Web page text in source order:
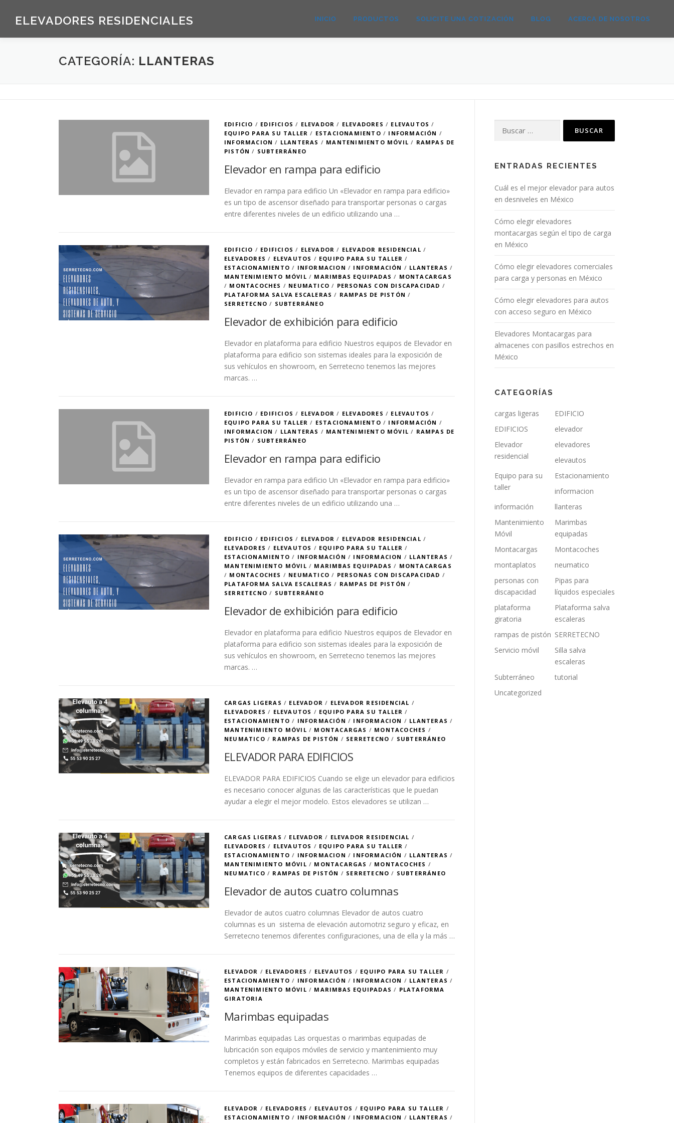
ELEVADORES RESIDENCIALES INICIO PRODUCTOS SOLICITE UNA COTIZACIÓN BLOG ACERCA DE NOSOTROS
CATEGORÍA: LLANTERAS
EDIFICIO / EDIFICIOS / ELEVADOR / ELEVADORES / ELEVAUTOS /
EQUIPO PARA SU TALLER / ESTACIONAMIENTO / INFORMACIÓN /
INFORMACION / LLANTERAS / MANTENIMIENTO MÓVIL / RAMPAS DE
PISTÓN / SUBTERRÁNEO
Elevador en rampa para edificio
Elevador en rampa para edificio Un «Elevador en rampa para edificio»
es un tipo de ascensor diseñado para transportar personas o cargas
entre diferentes niveles de un edificio utilizando una …
EDIFICIO / EDIFICIOS / ELEVADOR / ELEVADOR RESIDENCIAL /
ELEVADORES / ELEVAUTOS / EQUIPO PARA SU TALLER /
ESTACIONAMIENTO / INFORMACION / INFORMACIÓN / LLANTERAS /
MANTENIMIENTO MÓVIL / MARIMBAS EQUIPADAS / MONTACARGAS
/ MONTACOCHES / NEUMATICO / PERSONAS CON DISCAPACIDAD /
PLATAFORMA SALVA ESCALERAS / RAMPAS DE PISTÓN /
SERRETECNO / SUBTERRÁNEO
Elevador de exhibición para edificio
Elevador en plataforma para edificio Nuestros equipos de Elevador en
plataforma para edificio son sistemas ideales para la exposición de
sus vehículos en showroom, en Serretecno tenemos las mejores
marcas. …
EDIFICIO / EDIFICIOS / ELEVADOR / ELEVADORES / ELEVAUTOS /
EQUIPO PARA SU TALLER / ESTACIONAMIENTO / INFORMACIÓN /
INFORMACION / LLANTERAS / MANTENIMIENTO MÓVIL / RAMPAS DE
PISTÓN / SUBTERRÁNEO
Elevador en rampa para edificio
Elevador en rampa para edificio Un «Elevador en rampa para edificio»
es un tipo de ascensor diseñado para transportar personas o cargas
entre diferentes niveles de un edificio utilizando una …
EDIFICIO / EDIFICIOS / ELEVADOR / ELEVADOR RESIDENCIAL /
ELEVADORES / ELEVAUTOS / EQUIPO PARA SU TALLER /
ESTACIONAMIENTO / INFORMACIÓN / INFORMACION / LLANTERAS /
MANTENIMIENTO MÓVIL / MARIMBAS EQUIPADAS / MONTACARGAS
/ MONTACOCHES / NEUMATICO / PERSONAS CON DISCAPACIDAD /
PLATAFORMA SALVA ESCALERAS / RAMPAS DE PISTÓN /
SERRETECNO / SUBTERRÁNEO
Elevador de exhibición para edificio
Elevador en plataforma para edificio Nuestros equipos de Elevador en
plataforma para edificio son sistemas ideales para la exposición de
sus vehículos en showroom, en Serretecno tenemos las mejores
marcas. …
CARGAS LIGERAS / ELEVADOR / ELEVADOR RESIDENCIAL /
ELEVADORES / ELEVAUTOS / EQUIPO PARA SU TALLER /
ESTACIONAMIENTO / INFORMACIÓN / INFORMACION / LLANTERAS /
MANTENIMIENTO MÓVIL / MONTACARGAS / MONTACOCHES /
NEUMATICO / RAMPAS DE PISTÓN / SERRETECNO / SUBTERRÁNEO
ELEVADOR PARA EDIFICIOS
ELEVADOR PARA EDIFICIOS Cuando se elige un elevador para edificios
es necesario conocer algunas de las características que le puedan
ayudar a elegir el mejor modelo. Estos elevadores se utilizan …
CARGAS LIGERAS / ELEVADOR / ELEVADOR RESIDENCIAL /
ELEVADORES / ELEVAUTOS / EQUIPO PARA SU TALLER /
ESTACIONAMIENTO / INFORMACION / INFORMACIÓN / LLANTERAS /
MANTENIMIENTO MÓVIL / MONTACARGAS / MONTACOCHES /
NEUMATICO / RAMPAS DE PISTÓN / SERRETECNO / SUBTERRÁNEO
Elevador de autos cuatro columnas
Elevador de autos cuatro columnas Elevador de autos cuatro
columnas es un sistema de elevación automotriz seguro y eficaz, en
Serretecno tenemos diferentes configuraciones, una de ella y la más …
ELEVADOR / ELEVADORES / ELEVAUTOS / EQUIPO PARA SU TALLER /
ESTACIONAMIENTO / INFORMACIÓN / INFORMACION / LLANTERAS /
MANTENIMIENTO MÓVIL / MARIMBAS EQUIPADAS / PLATAFORMA
GIRATORIA
Marimbas equipadas
Marimbas equipadas Las orquestas o marimbas equipadas de
lubricación son equipos móviles de servicio y mantenimiento muy
completos y están fabricados en Serretecno. Marimbas equipadas
Tenemos equipos de diferentes capacidades …
ELEVADOR / ELEVADORES / ELEVAUTOS / EQUIPO PARA SU TALLER /
ESTACIONAMIENTO / INFORMACIÓN / INFORMACION / LLANTERAS /
ENTRADAS RECIENTES
Cuál es el mejor elevador para autos
en desniveles en México
Cómo elegir elevadores
montacargas según el tipo de carga
en México
Cómo elegir elevadores comerciales
para carga y personas en México
Cómo elegir elevadores para autos
con acceso seguro en México
Elevadores Montacargas para
almacenes con pasillos estrechos en
México
CATEGORÍAS
cargas ligeras
EDIFICIO
EDIFICIOS
elevador
Elevador
residencial
elevadores
elevautos
Equipo para su
taller
Estacionamiento
informacion
información
llanteras
Mantenimiento
Móvil
Marimbas
equipadas
Montacargas
Montacoches
montaplatos
neumatico
personas con
discapacidad
Pipas para
líquidos especiales
plataforma
giratoria
Plataforma salva
escaleras
rampas de pistón SERRETECNO
Servicio móvil
Silla salva
escaleras
Subterráneo
tutorial
Uncategorized